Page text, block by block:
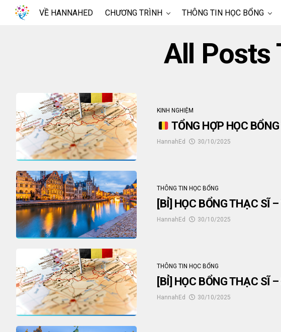
VỀ HANNAHED CHƯƠNG TRÌNH THÔNG TIN HỌC BỔNG
All Posts
KINH NGHIỆM
TỔNG HỢP HỌC
HannahEd 30/10/2025
THÔNG TIN HỌC BỔNG
[BỈ] HỌC BỔNG THẠC SĨ
HannahEd 30/10/2025
THÔNG TIN HỌC BỔNG
[BỈ] HỌC BỔNG THẠC SĨ
HannahEd 30/10/2025